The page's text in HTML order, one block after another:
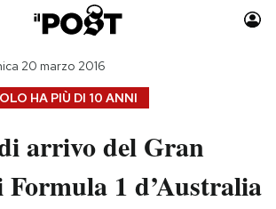
Auto
Moda
Consumismi
HA PIÙ DI 10 ANNI
20 marzo 2016
arrivo del Gran
1 d’Australia